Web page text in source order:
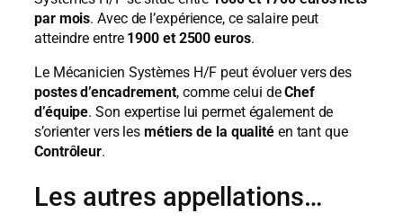
par mois. Avec de l’expérience, ce salaire peut
atteindre entre 1900 et 2500 euros.
Le Mécanicien Systèmes H/F peut évoluer vers des
postes d’encadrement, comme celui deChef
d’équipe. Son expertise lui permet également de
s’orienter vers lesmétiers de la qualitéen tant que
Contrôleur.
Les autres appellations…